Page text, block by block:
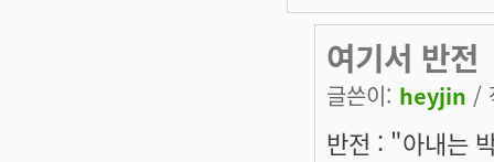
여기서 반전
글쓴이: heyjin /
반전 : "아내는